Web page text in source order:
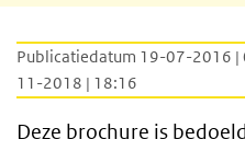
Publicatiedatum 19-07-2016 |
11-2018 | 18:16
Deze brochure is